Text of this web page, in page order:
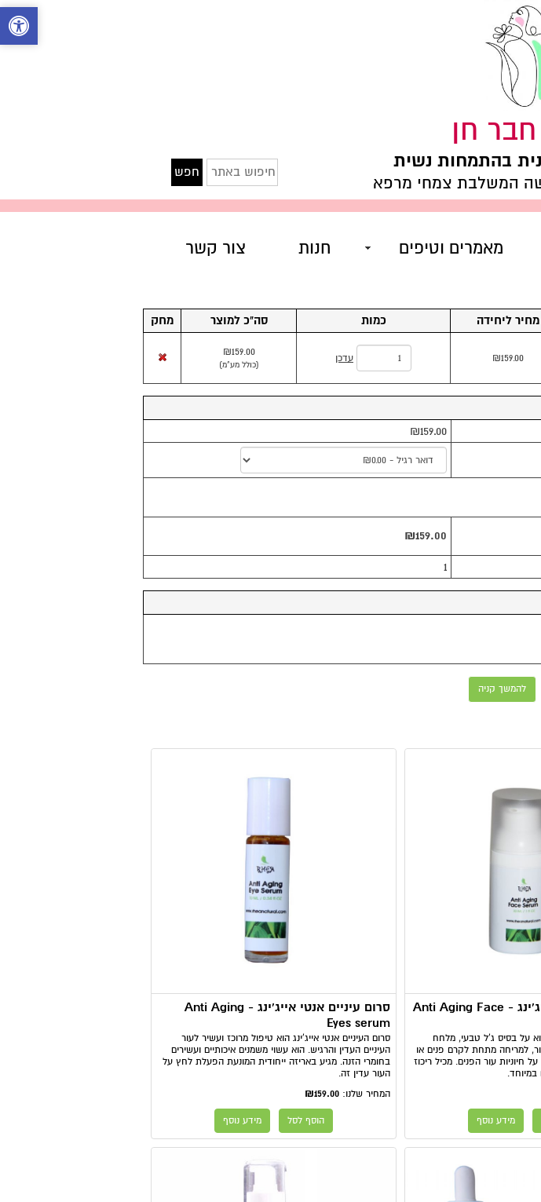
באתר
חפש
חן
מאמרים וטיפים חנות צור קשר
בהתמחות נשית
המשלבת צמחי מרפא
מחיר ליחידה כמות סה"כ למוצר מחק
₪159.00 עדכן ₪159.00
(כולל מע"מ)
₪159.00
₪159.00
1
להמשך קניה
סרום הזנה אנטי אייג'ינג - Anti Aging Face
על בסיס ג'ל טבעי, מלחח
למריחה מתחת לקרם פנים או
חיוניות עור הפנים. מכיל ריכוז
במיוחד.
מידע נוסף
סרום עיניים אנטי אייג'ינג - Anti Aging
Eyes serum
סרום העיניים אנטי אייג'ינג הוא טיפול מרוכז ועשיר לעור
העיניים העדין והרגיש. הוא עשוי משמנים איכותיים ועשירים
בחומרי הזנה. מגיע באריזה ייחודית המונעת הפעלת לחץ על
העור עדין זה.
המחיר שלנו: ₪159.00
הוסף לסל מידע נוסף